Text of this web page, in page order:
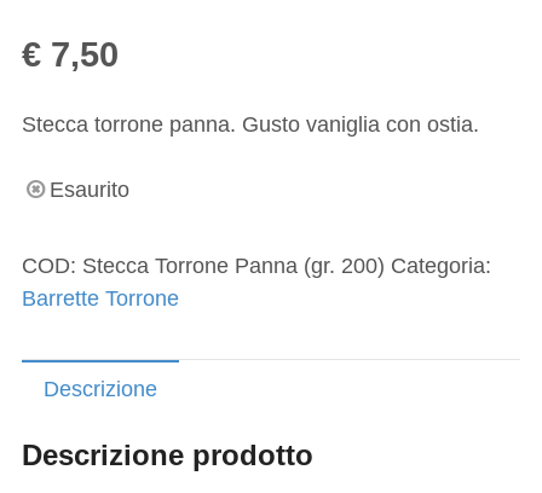
€ 7,50
Stecca torrone panna. Gusto vaniglia con ostia.
Esaurito
COD: Stecca Torrone Panna (gr. 200) Categoria:
Barrette Torrone
Descrizione
Descrizione prodotto